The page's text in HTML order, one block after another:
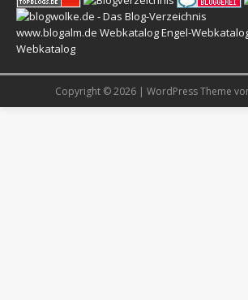
www.blogalm.de WebkatalogEngel-
Webkatalog
Copyright © 2026 | WordPress Theme